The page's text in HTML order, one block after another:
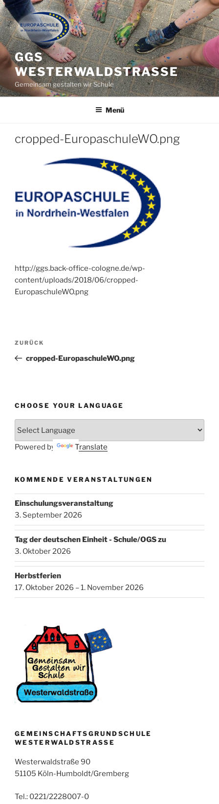
Zum
Inhalt
springen
GGS
WESTERWALDSTRASSE
Gemeinsam gestalten wir Schule
Menü
cropped-EuropaschuleWO.png
http://ggs.back-office-cologne.de/wp-
content/uploads/2018/06/cropped-
EuropaschuleWO.png
Beitragsnavigation
Vorheriger
Beitrag
ZURÜCK
cropped-EuropaschuleWO.png
CHOOSE YOUR LANGUAGE
Powered by Translate
KOMMENDE VERANSTALTUNGEN
Einschulungsveranstaltung
3. September 2026
Tag der deutschen Einheit - Schule/OGS zu
3. Oktober 2026
Herbstferien
17. Oktober 2026 – 1. November 2026
GEMEINSCHAFTSGRUNDSCHULE
WESTERWALDSTRASSE
Westerwaldstraße 90
51105 Köln-Humboldt/Gremberg
Tel.: 0221/2228007-0